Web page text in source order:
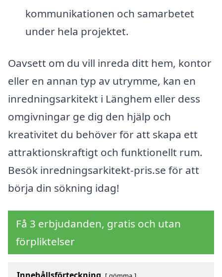
kommunikationen och samarbetet
under hela projektet.
Oavsett om du vill inreda ditt hem, kontor
eller en annan typ av utrymme, kan en
inredningsarkitekt i Länghem eller dess
omgivningar ge dig den hjälp och
kreativitet du behöver för att skapa ett
attraktionskraftigt och funktionellt rum.
Besök inredningsarkitekt-pris.se för att
börja din sökning idag!
Få 3 erbjudanden, gratis och utan
förpliktelser